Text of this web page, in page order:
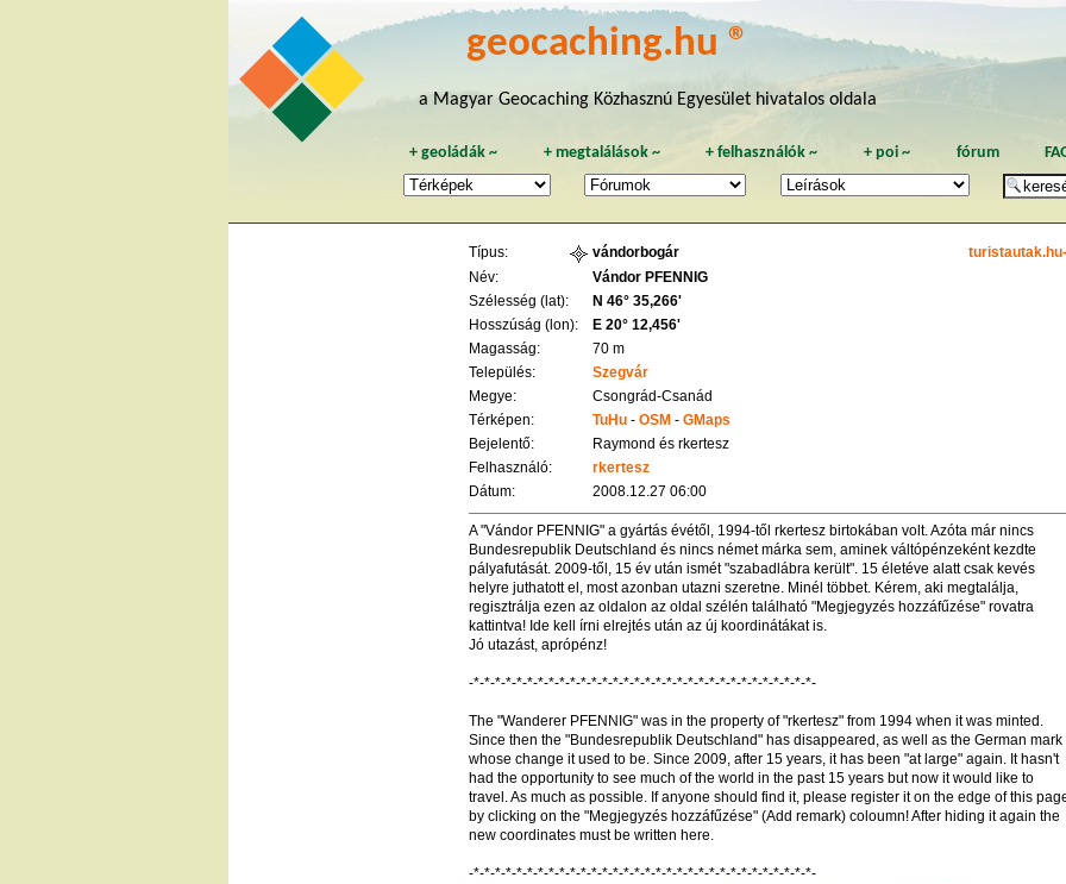
geocaching.hu ®
a Magyar Geocaching Közhasznú Egyesület hivatalos oldala
+geoládák ~ + megtalálások~ +felhasználók ~ + poi~ fórum
Típus: vándorbogár
Név:
Vándor PFENNIG
Szélesség (lat):
N 46° 35,266'
Hosszúság (lon):
E 20° 12,456'
Magasság:
70 m
Település:
Szegvár
Megye:
Csongrád-Csanád
Térképen:
TuHu - OSM - GMaps
Bejelentő:
Raymond és rkertesz
Felhasználó:
rkertesz
Dátum:
2008.12.27 06:00
A "Vándor PFENNIG" a gyártás évétől, 1994-től rkertesz birtokában volt. Azóta már nincs
Bundesrepublik Deutschland és nincs német márka sem, aminek váltópénzeként kezdte
pályafutását. 2009-től, 15 év után ismét "szabadlábra került". 15 életéve alatt csak kevés
helyre juthatott el, most azonban utazni szeretne. Minél többet. Kérem, aki megtalálja,
regisztrálja ezen az oldalon az oldal szélén található "Megjegyzés hozzáfűzése" rovatra
kattintva! Ide kell írni elrejtés után az új koordinátákat is.
Jó utazást, aprópénz!
-*-*-*-*-*-*-*-*-*-*-*-*-*-*-*-*-*-*-*-*-*-*-*-*-*-*-*-*-*-*-*-*-
The "Wanderer PFENNIG" was in the property of "rkertesz" from 1994 when it was minted.
Since then the "Bundesrepublik Deutschland" has disappeared, as well as the German mark
whose change it used to be. Since 2009, after 15 years, it has been "at large" again. It hasn't
had the opportunity to see much of the world in the past 15 years but now it would like to
travel. As much as possible. If anyone should find it, please register it on the edge of this
by clicking on the "Megjegyzés hozzáfűzése" (Add remark) coloumn! After hiding it again the
new coordinates must be written here.
-*-*-*-*-*-*-*-*-*-*-*-*-*-*-*-*-*-*-*-*-*-*-*-*-*-*-*-*-*-*-*-*-